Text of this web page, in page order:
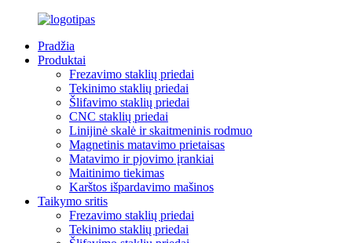
Pradžia
Produktai
Frezavimo staklių priedai
Tekinimo staklių priedai
Šlifavimo staklių priedai
CNC staklių priedai
Linijinė skalė ir skaitmeninis rodmuo
Magnetinis matavimo prietaisas
Matavimo ir pjovimo įrankiai
Maitinimo tiekimas
Karštos išpardavimo mašinos
Taikymo sritis
Frezavimo staklių priedai
Tekinimo staklių priedai